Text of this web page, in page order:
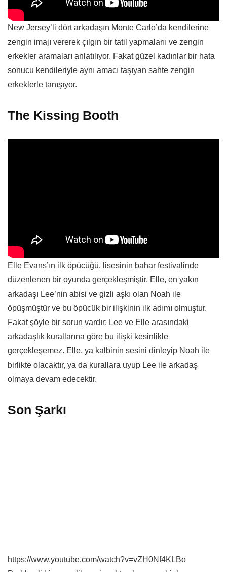
New Jersey’li dört arkadaşın Monte Carlo’da kendilerine
zengin imajı vererek çılgın bir tatil yapmalarıı ve zengin
erkekler aramaları anlatılıyor. Fakat güzel kadınlar bir hata
sonucu kendileriyle aynı amacı taşıyan sahte zengin
erkeklerle tanışıyor.
The Kissing Booth
Elle Evans’ın ilk öpücüğü, lisesinin bahar festivalinde
düzenlenen bir oyunda gerçekleşmiştir. Elle, en yakın
arkadaşı Lee’nin abisi ve gizli aşkı olan Noah ile
öpüşmüştür ve bu öpücük bir ilişkinin ilk adımı olmuştur.
Fakat şöyle bir sorun vardır: Lee ve Elle arasındaki
arkadaşlık kurallarına göre bu ilişki kesinlikle
gerçekleşemez. Elle, ya kalbinin sesini dinleyip Noah ile
birlikte olacaktır, ya da kurallara uyup Lee ile arkadaş
olmaya devam edecektir.
Son Şarkı
https://www.youtube.com/watch?v=vZH0Nf4KLBo